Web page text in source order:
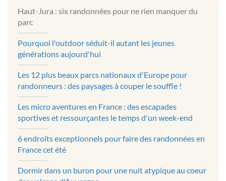
Haut-Jura : six randonnées pour ne rien manquer du
parc
Pourquoi l'outdoor séduit-il autant les jeunes
générations aujourd'hui
Les 12 plus beaux parcs nationaux d'Europe pour
randonneurs : des paysages à couper le souffle !
Les micro aventures en France : des escapades
sportives et ressourçantes le temps d'un week-end
6 endroits exceptionnels pour faire des randonnées en
France cet été
Dormir dans un buron pour une nuit atypique au coeur